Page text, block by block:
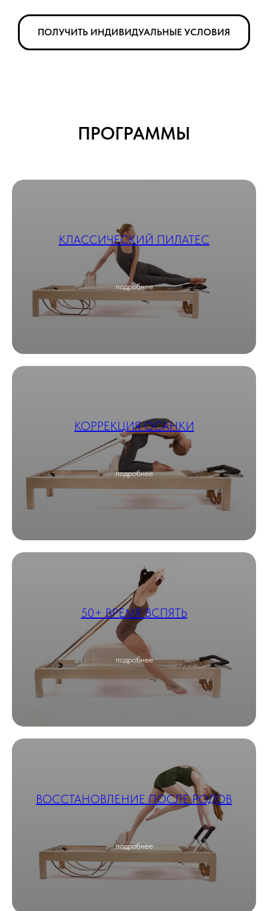
ПОЛУЧИТЬ ИНДИВИДУАЛЬНЫЕ УСЛОВИЯ
ПРОГРАММЫ
КЛАССИЧЕСКИЙ ПИЛАТЕС
подробнее
КОРРЕКЦИЯ ОСАНКИ
подробнее
50+ ВРЕМЯ ВСПЯТЬ
подробнее
ВОССТАНОВЛЕНИЕ ПОСЛЕ РОДОВ
подробнее